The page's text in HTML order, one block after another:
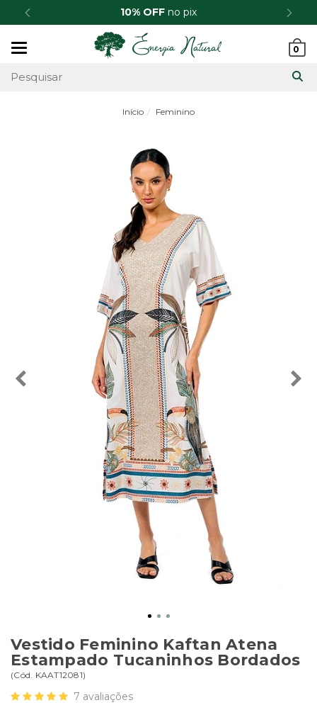
10% OFF no pix
0
Início Feminino
Vestido Feminino Kaftan Atena
Estampado Tucaninhos Bordados
(Cód. KAAT12081)
7 avaliações